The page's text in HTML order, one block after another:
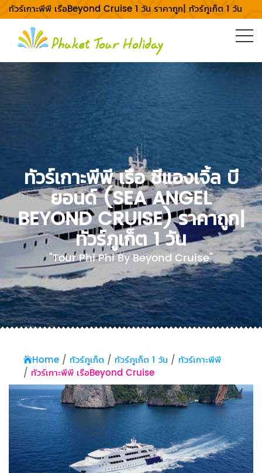
ทัวร์เกาะพีพี เรือBeyond Cruise 1 วัน ราคาถูก| ทัวร์ภูเก็ต 1 วัน
ทัวร์เกาะพีพี เรือ ซีแองเจิ้ล บี
ยอนด์ (SEA ANGEL
BEYOND CRUISE) ราคาถูก|
ทัวร์ภูเก็ต 1 วัน
"Tour Phi Phi By Beyond Cruise"
Home ทัวร์ภูเก็ต ทัวร์ภูเก็ต 1 วัน
ทัวร์เกาะพีพี
ทัวร์เกาะพีพี เรือBeyond Cruise